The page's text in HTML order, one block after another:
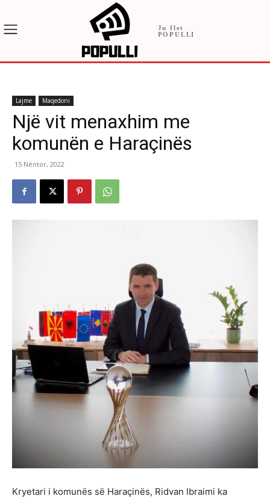
Ju flet
POPULLI
Lajme Maqedoni
Një vit menaxhim me
komunën e Haraçinës
15 Nëntor, 2022
Kryetari i komunës së Haraçinës, Ridvan Ibraimi ka